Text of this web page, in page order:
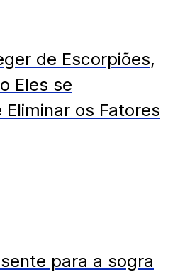
de Escorpiões,
Eles se
Eliminar os Fatores
para a sogra